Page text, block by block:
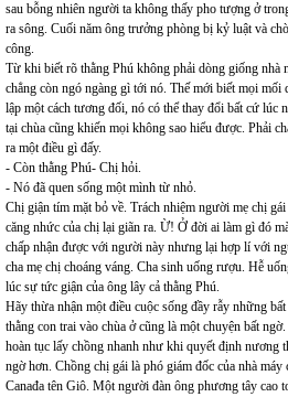
sau bỗng nhiên người ta không thấy pho tượng ở
ra sông. Cuối năm ông trưởng phòng bị kỷ luật và
công.
Từ khi biết rõ thằng Phú không phải dòng giống nhà
chẳng còn ngó ngàng gì tới nó. Thế mới biết mọi mối
lập một cách tương đối, nó có thể thay đổi bất cứ lúc
tại chùa cũng khiến mọi không sao hiểu được. Phải
ra một điều gì đấy.
- Còn thằng Phú- Chị hỏi.
- Nó đã quen sống một mình từ nhỏ.
Chị giận tím mặt bỏ về. Trách nhiệm người mẹ chị
căng nhức của chị lại giãn ra. Ừ! Ở đời ai làm gì đó
chấp nhận được với người này nhưng lại hợp lí với
cha mẹ chị choáng váng. Cha sinh uống rượu. Hễ
lúc sự tức giận của ông lây cả thằng Phú.
Hãy thừa nhận một điều cuộc sống đầy rẫy những
thằng con trai vào chùa ở cũng là một chuyện bất
hoàn tục lấy chồng nhanh như khi quyết định nương
ngờ hơn. Chồng chị gái là phó giám đốc của nhà
Canađa tên Giô. Một người đàn ông phương tây cao